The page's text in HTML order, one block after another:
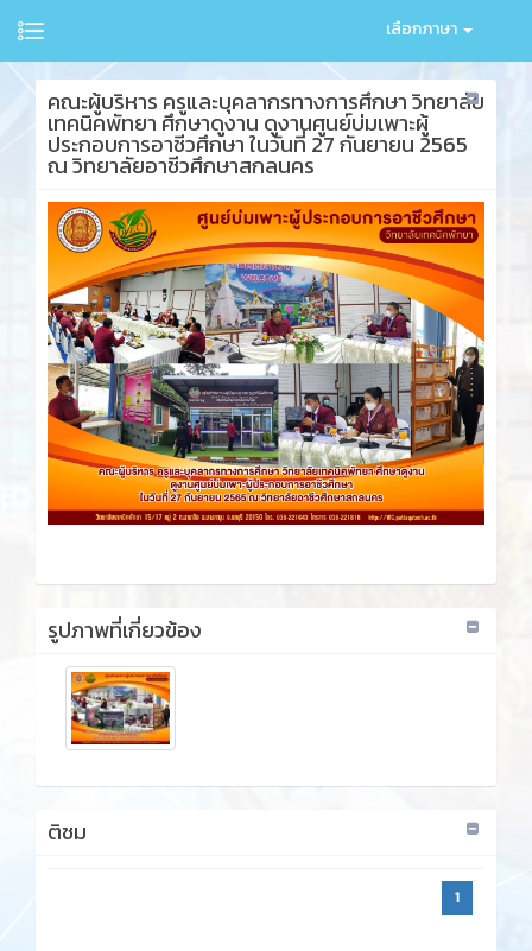
เลือกภาษา
คณะผู้บริหาร ครูและบุคลากรทางการศึกษา วิทยาลัย
เทคนิคพัทยา ศึกษาดูงาน ดูงานศูนย์บ่มเพาะผู้
ประกอบการอาชีวศึกษา ในวันที่ 27 กันยายน 2565
ณ วิทยาลัยอาชีวศึกษาสกลนคร
รูปภาพที่เกี่ยวข้อง
ติชม
1